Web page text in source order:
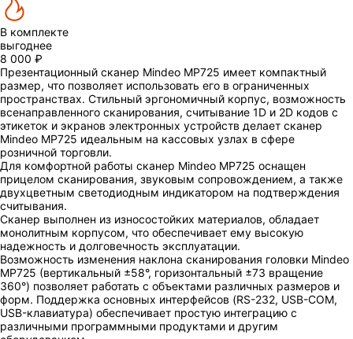
В комплекте
выгоднее
8 000 ₽
Презентационный сканер Mindeo MP725 имеет компактный
размер, что позволяет использовать его в ограниченных
пространствах. Стильный эргономичный корпус, возможность
всенаправленного сканирования, считывание 1D и 2D кодов с
этикеток и экранов электронных устройств делает сканер
Mindeo MP725 идеальным на кассовых узлах в сфере
розничной торговли.
Для комфортной работы сканер Mindeo MP725 оснащен
прицелом сканирования, звуковым сопровождением, а также
двухцветным светодиодным индикатором на подтверждения
считывания.
Сканер выполнен из износостойких материалов, обладает
монолитным корпусом, что обеспечивает ему высокую
надежность и долговечность эксплуатации.
Возможность изменения наклона сканирования головки Mindeo
MP725 (вертикальный ±58°, горизонтальный ±73 вращение
360°) позволяет работать с объектами различных размеров и
форм. Поддержка основных интерфейсов (RS-232, USB-COM,
USB-клавиатура) обеспечивает простую интеграцию с
различными программными продуктами и другим